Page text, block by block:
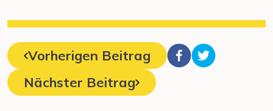
Vorherigen Beitrag
Nächster Beitrag